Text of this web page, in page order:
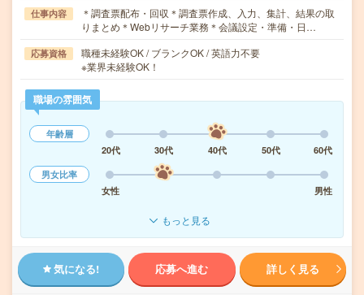
仕事内容
＊調査票配布・回収＊調査票作成、入力、集計、結果の取
りまとめ＊Webリサーチ業務＊会議設定・準備・日…
応募資格
職種未経験OK / ブランクOK / 英語力不要
※業界未経験OK！
職場の雰囲気
年齢層
20代
30代 40代 50代
60代
男女比率
女性
男性
もっと見る
気になる! 応募へ進む 詳しく見る